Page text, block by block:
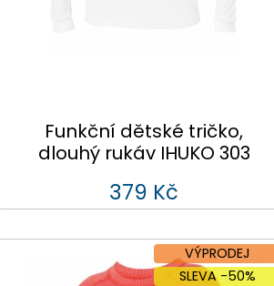
Funkční dětské tričko,
dlouhý rukáv IHUKO 303
379 Kč
VÝPRODEJ
SLEVA -50%